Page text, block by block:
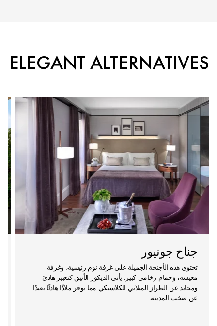
ELEGANT ALTERNATIVES
جناح جونيور
تحتوي هذه الأجنحة الجميلة على غرفة نوم رئيسية، وغرفة
معيشة، وحمام رخامي كبير. يأتي الديكور الأنيق كتعبير هادئ
ومحايد عن الطراز الميلاني الكلاسيكي مما يوفر ملاذًا هادئًا بعيدًا
عن صخب المدينة.